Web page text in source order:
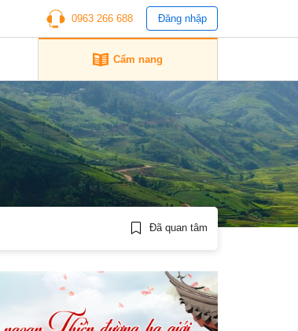
0963 266 688 Đăng nhập
Cẩm nang
Đã quan tâm